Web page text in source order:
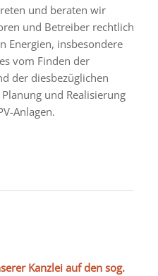
und beraten wir
und Betreiber rechtlich
Energien, insbesondere
vom Finden der
der diesbezüglichen
und Realisierung
Anlagen.
Kanzlei auf den sog.